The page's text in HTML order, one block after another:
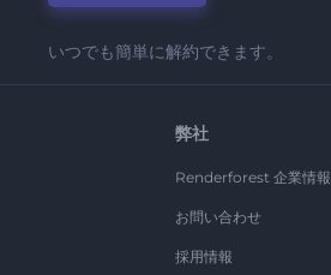
いつでも簡単に解約できます。
弊社
Renderforest 企業情報
お問い合わせ
採用情報